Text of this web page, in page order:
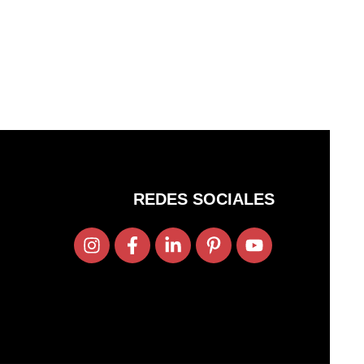
REDES SOCIALES